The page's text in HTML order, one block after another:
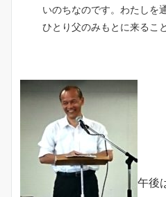
いのちなのです。わたしを
ひとり父のみもとに来るこ
午後